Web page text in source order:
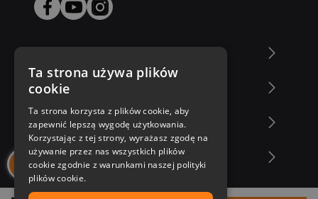
Zakupy u nas
Nasza oferta
Nasi autorzy
Ta strona używa plików
cookie
Ta strona korzysta z plików cookie, aby
zapewnić lepszą wygodę użytkowania.
Korzystając z tej strony, wyrażasz zgodę na
używanie przez nas wszystkich plików
cookie zgodnie z warunkami naszej polityki
plików cookie.